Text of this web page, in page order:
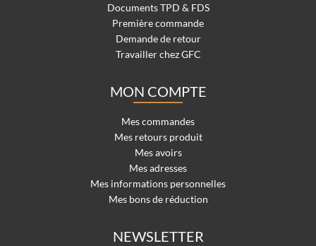
Documents TPD & FDS
Première commande
Demande de retour
Travailler chez GFC
MON COMPTE
Mes commandes
Mes retours produit
Mes avoirs
Mes adresses
Mes informations personnelles
Mes bons de réduction
NEWSLETTER